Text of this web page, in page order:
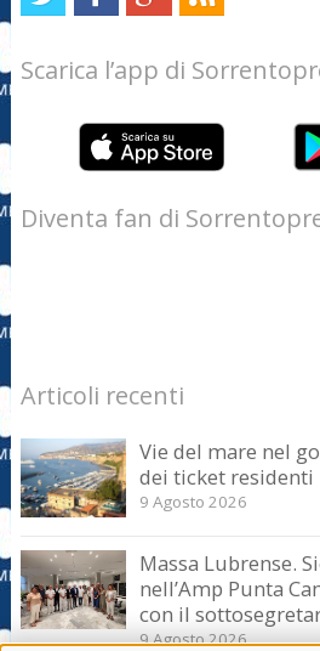
Scarica l’app di
Diventa fan di
Articoli recenti
Vie del mare nel
dei ticket residenti
9 Agosto 2026
Massa Lubrense.
nell’Amp Punta
con il
9 Agosto 2026